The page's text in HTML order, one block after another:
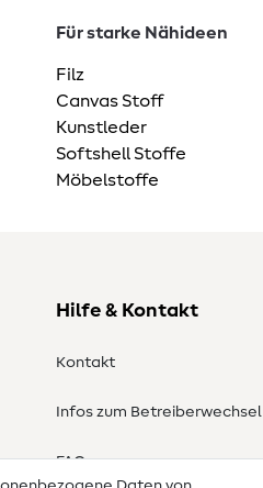
Für starke Nähideen
Filz
Canvas Stoff
Kunstleder
Softshell Stoffe
Möbelstoffe
Hilfe & Kontakt
Kontakt
Infos zum Betreiberwechsel
FAQ